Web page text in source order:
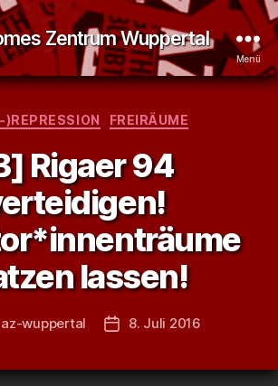
Zentrum Wuppertal
Menü
Kategorien
)REPRESSION FREIRÄUME
Rigaer 94
lassen!
az-wuppertal Veröffentlichungsdatum
8. Juli 2016